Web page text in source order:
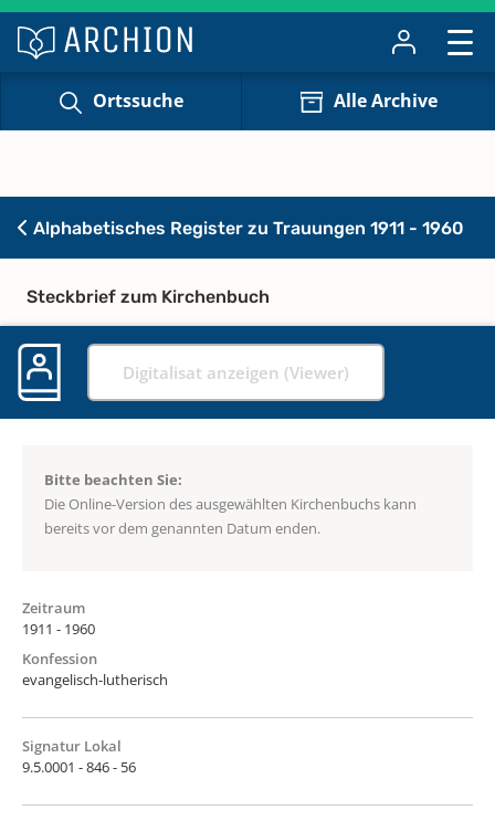
Ortssuche Alle Archive
Alphabetisches Register zu Trauungen 1911 - 1960
Steckbrief zum Kirchenbuch
Digitalisat anzeigen (Viewer)
Bitte beachten Sie:
Die Online-Version des ausgewählten Kirchenbuchs kann
bereits vor dem genannten Datum enden.
Zeitraum
1911 - 1960
Konfession
evangelisch-lutherisch
Signatur Lokal
9.5.0001 - 846 - 56